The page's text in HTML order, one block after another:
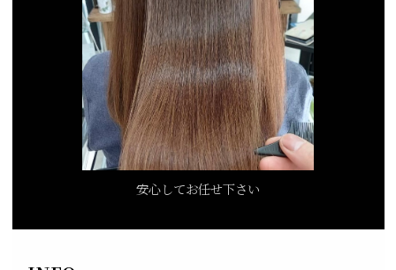
安心してお任せ下さい